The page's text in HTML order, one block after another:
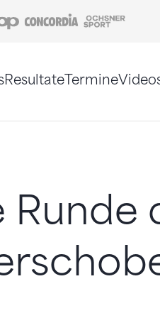
Coop Concordia
ResultateTermine
Runde